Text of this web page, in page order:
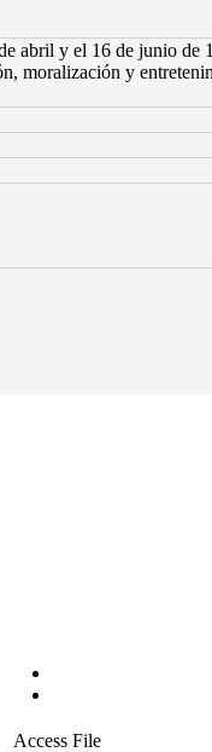
abril y el 16 de junio de
y
Access File